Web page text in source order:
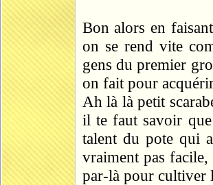
Bon alors en
on se rend vite
gens du premier
on fait pour
Ah là là petit
il te faut savoir
talent du pote qui
vraiment pas
par-là pour cultiver